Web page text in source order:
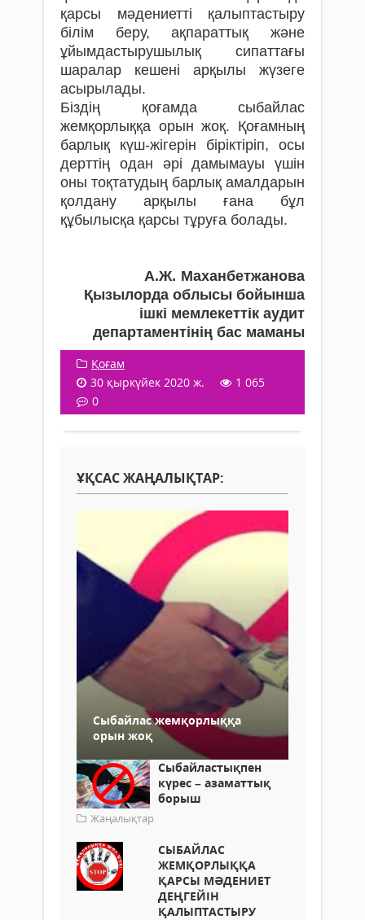
қарсы мәдениетті қалыптастыру
білім беру, ақпараттық және
ұйымдастырушылық сипаттағы
шаралар кешені арқылы жүзеге
асырылады.
Біздің қоғамда сыбайлас
жемқорлыққа орын жоқ. Қоғамның
барлық күш-жігерін біріктіріп, осы
дерттің одан әрі дамымауы үшін
оны тоқтатудың барлық амалдарын
қолдану арқылы ғана бұл
құбылысқа қарсы тұруға болады.
А.Ж. Маханбетжанова
Қызылорда облысы бойынша
ішкі мемлекеттік аудит
департаментінің бас маманы
Қоғам
30 қыркүйек 2020 ж.
1 065
0
ҰҚСАС ЖАҢАЛЫҚТАР:
Сыбайлас жемқорлыққа
орын жоқ
Сыбайластықпен
күрес – азаматтық
борыш
Жаңалықтар
СЫБАЙЛАС
ЖЕМҚОРЛЫҚҚА
ҚАРСЫ МӘДЕНИЕТ
ДЕҢГЕЙІН
ҚАЛЫПТАСТЫРУ